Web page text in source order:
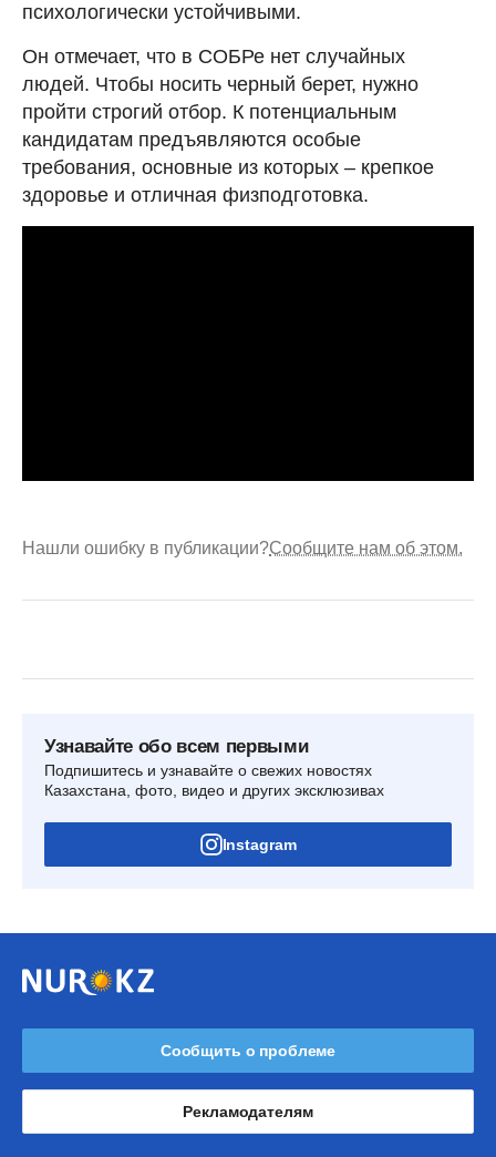
психологически устойчивыми.
Он отмечает, что в СОБРе нет случайных
людей. Чтобы носить черный берет, нужно
пройти строгий отбор. К потенциальным
кандидатам предъявляются особые
требования, основные из которых – крепкое
здоровье и отличная физподготовка.
Нашли ошибку в публикации?Сообщите нам об этом.
Узнавайте обо всем первыми
Подпишитесь и узнавайте о свежих новостях
Казахстана, фото, видео и других эксклюзивах
Instagram
Сообщить о проблеме
Рекламодателям